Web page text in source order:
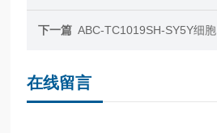
下一篇 ABC-TC1019SH-SY5Y细胞
在线留言